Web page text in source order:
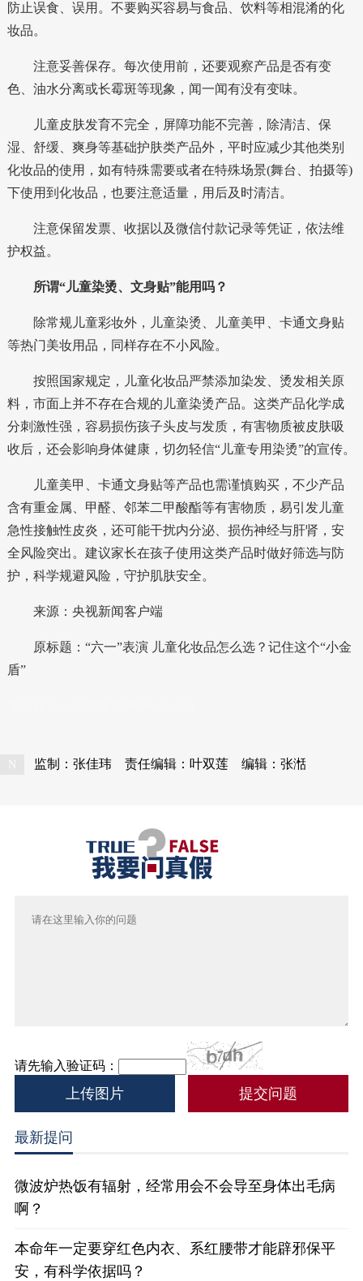
防止误食、误用。不要购买容易与食品、饮料等相混淆的化
妆品。
注意妥善保存。每次使用前，还要观察产品是否有变
色、油水分离或长霉斑等现象，闻一闻有没有变味。
儿童皮肤发育不完全，屏障功能不完善，除清洁、保
湿、舒缓、爽身等基础护肤类产品外，平时应减少其他类别
化妆品的使用，如有特殊需要或者在特殊场景(舞台、拍摄等)
下使用到化妆品，也要注意适量，用后及时清洁。
注意保留发票、收据以及微信付款记录等凭证，依法维
护权益。
所谓“儿童染烫、文身贴”能用吗？
除常规儿童彩妆外，儿童染烫、儿童美甲、卡通文身贴
等热门美妆用品，同样存在不小风险。
按照国家规定，儿童化妆品严禁添加染发、烫发相关原
料，市面上并不存在合规的儿童染烫产品。这类产品化学成
分刺激性强，容易损伤孩子头皮与发质，有害物质被皮肤吸
收后，还会影响身体健康，切勿轻信“儿童专用染烫”的宣传。
儿童美甲、卡通文身贴等产品也需谨慎购买，不少产品
含有重金属、甲醛、邻苯二甲酸酯等有害物质，易引发儿童
急性接触性皮炎，还可能干扰内分泌、损伤神经与肝肾，安
全风险突出。建议家长在孩子使用这类产品时做好筛选与防
护，科学规避风险，守护肌肤安全。
来源：央视新闻客户端
原标题：“六一”表演 儿童化妆品怎么选？记住这个“小金
盾”
N 监制：张佳玮 责任编辑：叶双莲 编辑：张湉
请先输入验证码：
上传图片
最新提问
微波炉热饭有辐射，经常用会不会导至身体出毛病
啊？
本命年一定要穿红色内衣、系红腰带才能辟邪保平
安，有科学依据吗？